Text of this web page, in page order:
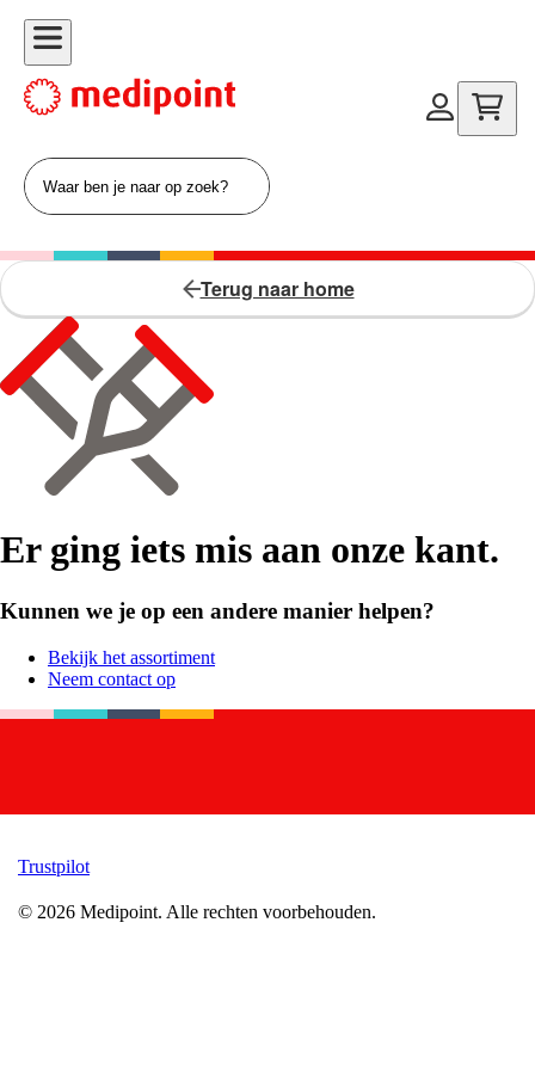
Terug naar home
Er ging iets mis aan onze kant.
Kunnen we je op een andere manier helpen?
Bekijk het assortiment
Neem contact op
Trustpilot
© 2026 Medipoint. Alle rechten voorbehouden.